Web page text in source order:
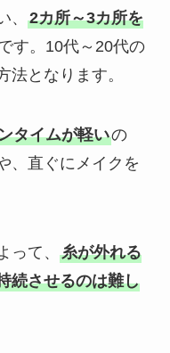
、 2カ所～3カ所を
す。10代～20代の
法となります。
タイムが軽いの
、直ぐにメイクを
って、 糸が外れる
続させるのは難し